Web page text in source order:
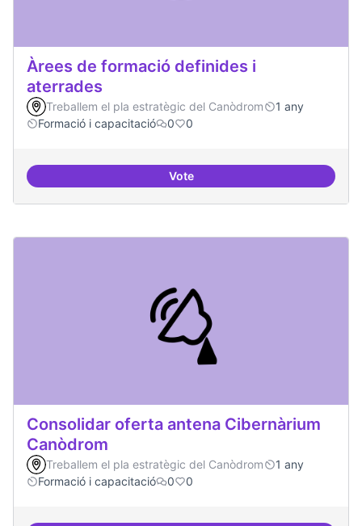
Àrees de formació definides i
aterrades
Treballem el pla estratègic del Canòdrom
1 any
Formació i capacitació
0 0
VoteÀrees de formació definides i
Consolidar oferta antena Cibernàrium
Canòdrom
Treballem el pla estratègic del Canòdrom
1 any
Formació i capacitació
0 0